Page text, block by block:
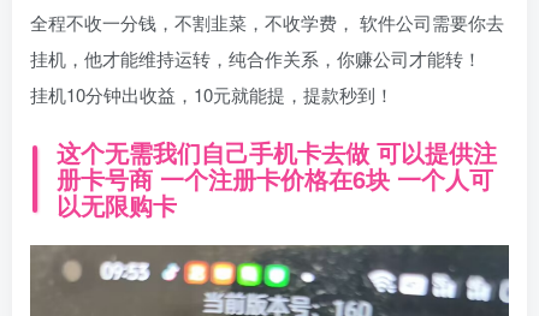
全程不收一分钱，不割韭菜，不收学费， 软件公司需要你去
挂机，他才能维持运转，纯合作关系，你赚公司才能转！
挂机10分钟出收益，10元就能提，提款秒到！
这个无需我们自己手机卡去做 可以提供注
册卡号商 一个注册卡价格在6块 一个人可
以无限购卡